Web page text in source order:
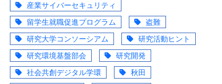
産業サイバーセキュリティ
留学生就職促進プログラム
盗難
研究大学コンソーシアム
研究活動ヒント
研究環境基盤部会
研究開発
社会共創デジタル学環
秋田